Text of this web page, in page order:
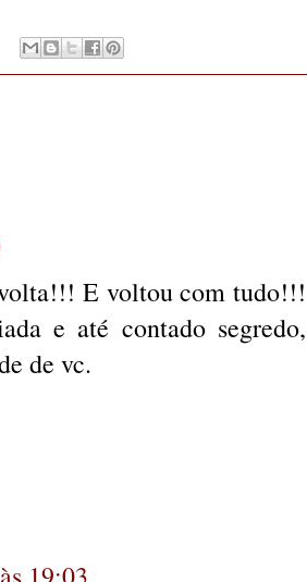
E voltou com tudo!!!
e até contado segredo,
de vc.